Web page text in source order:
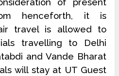
henceforth, it is
travel is allowed to
travelling to Delhi
and Vande Bharat
will stay at UT Guest